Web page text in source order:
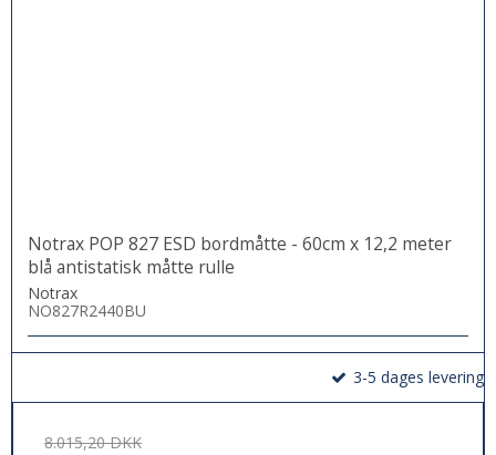
Notrax POP 827 ESD bordmåtte - 60cm x 12,2 meter
blå antistatisk måtte rulle
Notrax
NO827R2440BU
3-5 dages levering
8.015,20 DKK